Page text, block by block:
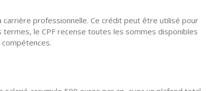
carrière professionnelle. Ce crédit peut être utilisé pour
termes, le CPF recense toutes les sommes disponibles